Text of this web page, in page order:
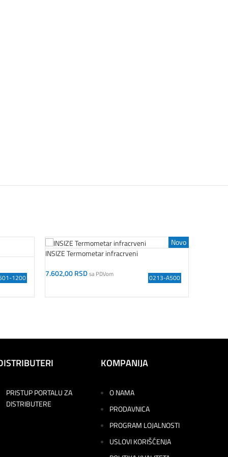
1200
Novo
INSIZE Termometar infracrveni
7.602,00RSDsa PDVom 0213-A500
PRISTUP PORTALU ZA
DISTRIBUTERE
KOMPANIJA
O NAMA
PRODAVNICA
PROGRAM LOJALNOSTI
USLOVI KORIŠĆENJA